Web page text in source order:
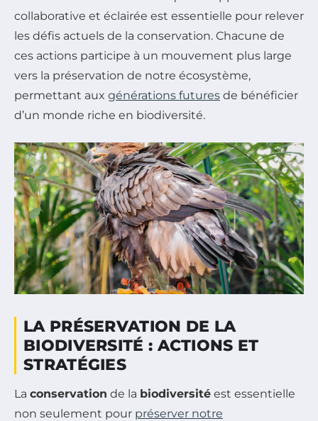
collaborative et éclairée est essentielle pour relever
les défis actuels de la conservation. Chacune de
ces actions participe à un mouvement plus large
vers la préservation de notre écosystème,
permettant aux générations futures de bénéficier
d’un monde riche en biodiversité.
LA PRÉSERVATION DE LA
BIODIVERSITÉ : ACTIONS ET
STRATÉGIES
La conservation de la biodiversité est essentielle
non seulement pour préserver notre